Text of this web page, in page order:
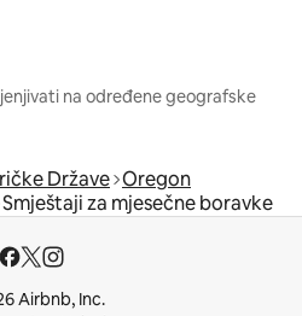
na određene geografske
Države Oregon
Smještaji za mjesečne boravke
Airbnb, Inc.